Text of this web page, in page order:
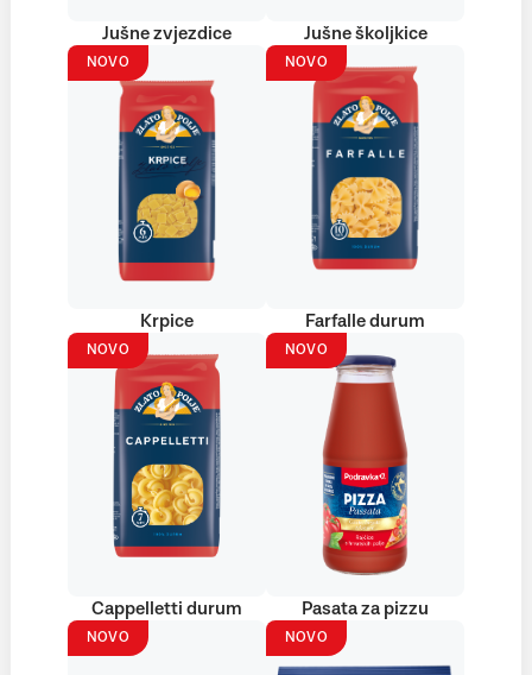
Jušne zvjezdice Jušne školjkice
NOVO
Krpice
NOVO
Farfalle durum
NOVO
Cappelletti durum
NOVO
Pasata za pizzu
NOVO NOVO